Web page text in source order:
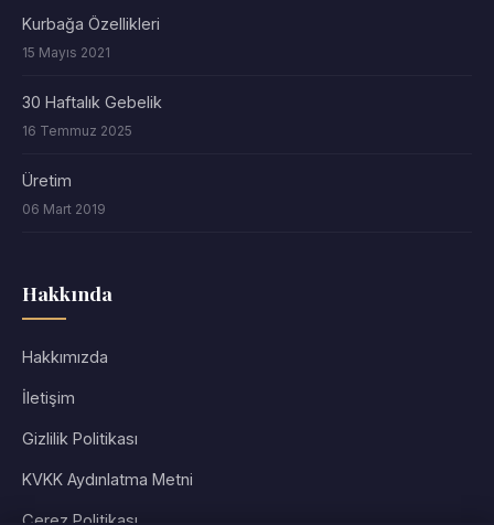
Kurbağa Özellikleri
15 Mayıs 2021
30 Haftalık Gebelik
16 Temmuz 2025
Üretim
06 Mart 2019
Hakkında
Hakkımızda
İletişim
Gizlilik Politikası
KVKK Aydınlatma Metni
Çerez Politikası